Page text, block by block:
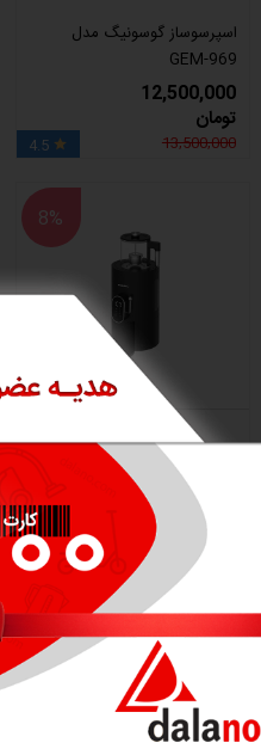
اسپرسوساز گوسونیگ مدل
GEM-969
12,500,000
تومان
13,500,000

4.5
8%
چای ساز سماوری گوسونیک مدل
GST-883
15,500,000
تومان
17,000,000

4.5
7%